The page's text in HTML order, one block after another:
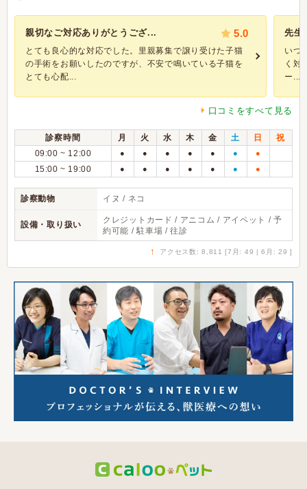
親切なご対応ありがとうござ... 5.0
とても良心的な対応でした。里親募集で譲り受けた子猫
の手術をお願いしたのですが、不安で鳴いている子猫を
とても心配...
先生
いつ
く対
ー...
口コミをすべて見る
診察時間 月 火 水 木 金 土 日
祝
09:00 ~ 12:00
● ● ● ● ● ● ●
15:00 ~ 19:00 ● ● ● ● ● ● ●
診察動物 イヌ / ネコ
設備・取り扱い
クレジットカード / アニコム / アイペット / 予
約可能 / 駐車場 / 往診
↑ アクセス数: 8,811 [7月: 49 | 6月: 29 ]